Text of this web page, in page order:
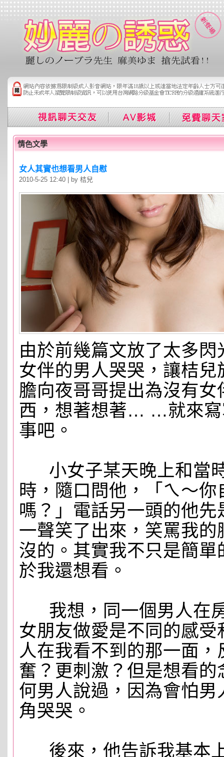
情色文學
女人其實也想看男人自慰
2010-5-25 12:40 | by 桔兒
由於前幾篇文放了太多
女伴的男人哭哭，讓桔
膽向夜哥哥提出為沒有女
西，想著想著… …就來寫
事吧。
小女子某天晚上和當
時，隨口問他，「ㄟ～
嗎？」電話另一頭的他
一聲笑了出來，笑罵我
沒的。其實我不只是簡
於我還想看。
我想，同一個男人在
女朋友做愛是不同的感
人在我看不到的那一面
奮？更刺激？但是想看
何男人說過，因為會怕
角哭哭。
後來，他告訴我基本